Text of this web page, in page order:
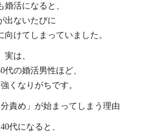
婚活になると、
出ないたびに
向けてしまっていました。
実は、
代の婚活男性ほど、
くなりがちです。
責め」が始まってしまう理由
代になると、